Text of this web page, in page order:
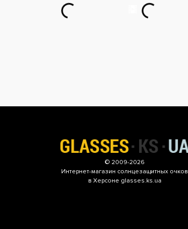
© 2009-2026
Интернет-магазин солнцезащитных очков
в Херсоне glasses.ks.ua